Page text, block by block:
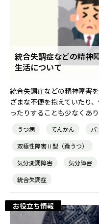
統合失調症などの精神
生活について
統合失調症などの精神障害
ざまな不便を抱えていたり
ったりすることも少なくあ
うつ病 てんかん パ
双極性障害Ⅱ型（躁うつ）
気分変調障害
気分障害
統合失調症
お役立ち情報